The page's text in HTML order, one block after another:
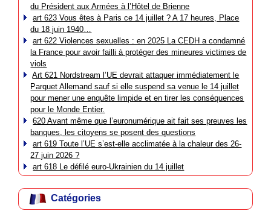
du Président aux Armées à l’Hôtel de Brienne
art 623 Vous êtes à Paris ce 14 juillet ? A 17 heures, Place
du 18 juin 1940…
art 622 Violences sexuelles : en 2025 La CEDH a condamné
la France pour avoir failli à protéger des mineures victimes de
viols
Art 621 Nordstream l’UE devrait attaquer immédiatement le
Parquet Allemand sauf si elle suspend sa venue le 14 juillet
pour mener une enquête limpide et en tirer les conséquences
pour le Monde Entier.
620 Avant même que l’euronumérique ait fait ses preuves les
banques, les citoyens se posent des questions
art 619 Toute l’UE s’est-elle acclimatée à la chaleur des 26-
27 juin 2026 ?
art 618 Le défilé euro-Ukrainien du 14 juillet
Catégories